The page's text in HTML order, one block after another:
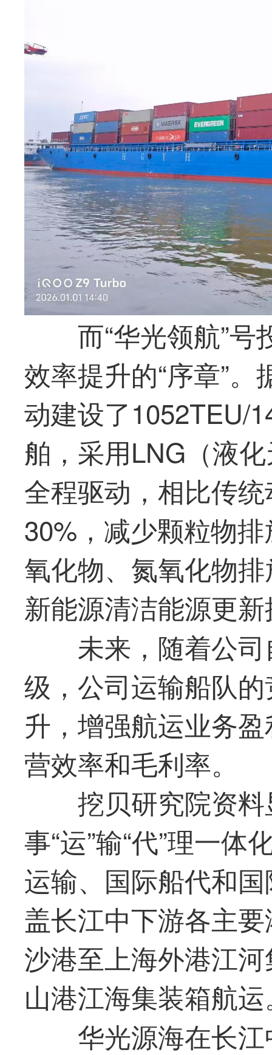
而“华光领航”号
效率提升的“序章”
动建设了1052TEU/
舶，采用LNG（液
全程驱动，相比传
30%，减少颗粒物
氧化物、氮氧化物
新能源清洁能源更
未来，随着公
级，公司运输船队
升，增强航运业务
营效率和毛利率。
挖贝研究院资
事“运”输“代”理一
运输、国际船代和
盖长江中下游各主
沙港至上海外港江
山港江海集装箱航
华光源海在长